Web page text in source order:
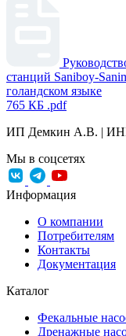
станций Saniboy-
голандском языке
765 КБ .pdf
ИП Демкин А.В. |
Мы в соцсетях
Информация
О компании
Потребителям
Контакты
Документация
Каталог
Фекальные
Дренажные